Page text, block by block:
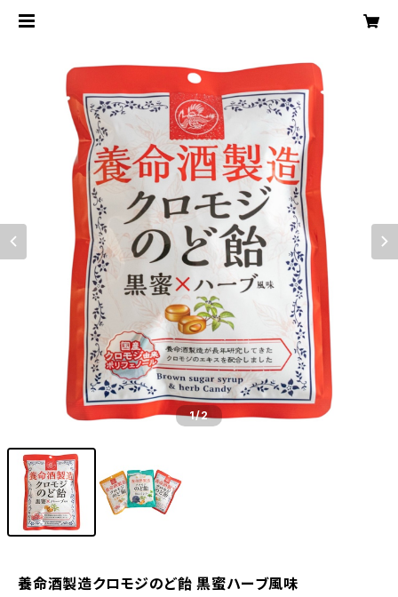
1/2
養命酒製造クロモジのど飴 黒蜜ハーブ風味